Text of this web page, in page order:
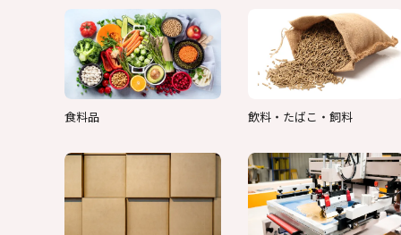
食料品 飲料・たばこ・飼料